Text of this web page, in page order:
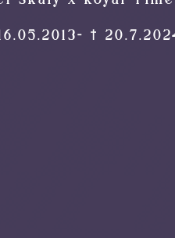
†